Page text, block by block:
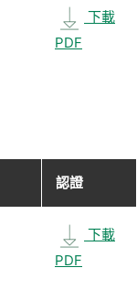
下載
PDF
認證
下載
PDF